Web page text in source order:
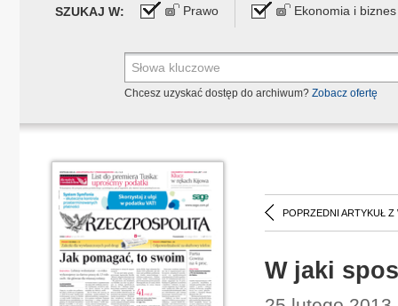
SZUKAJ W: Prawo Ekonomia i biznes
Chcesz uzyskać dostęp do archiwum? Zobacz ofertę
POPRZEDNI ARTYKUŁ Z
W jaki